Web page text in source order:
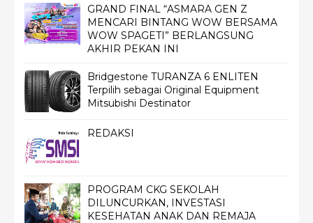
GRAND FINAL “ASMARA GEN Z
MENCARI BINTANG WOW BERSAMA
WOW SPAGETI” BERLANGSUNG
AKHIR PEKAN INI
Bridgestone TURANZA 6 ENLITEN
Terpilih sebagai Original Equipment
Mitsubishi Destinator
REDAKSI
PROGRAM CKG SEKOLAH
DILUNCURKAN, INVESTASI
KESEHATAN ANAK DAN REMAJA